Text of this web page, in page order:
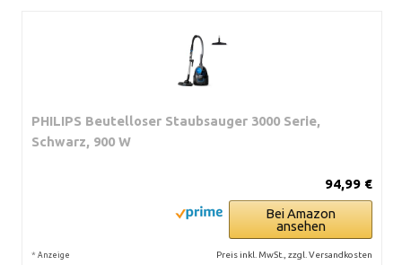
PHILIPS Beutelloser Staubsauger 3000 Serie,
Schwarz, 900 W
94,99 €
Bei Amazon
ansehen
* Anzeige Preis inkl. MwSt., zzgl. Versandkosten